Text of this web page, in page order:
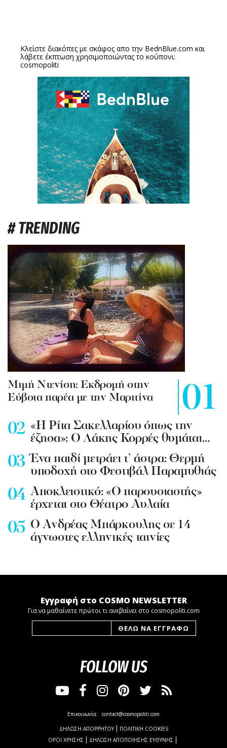
Κλείστε διακόπες με σκάφος απο την BednBlue.com και
λάβετε έκπτωση χρησιμοποιώντας το κούπονι:
cosmopoliti
# TRENDING
Mιμή Ντενίση: Εκδρομή στην
Εύβοια παρέα με την Μαριτίνα
«Η Ρίτα Σακελλαρίου όπως την
έζησα»: Ο Λάκης Κορρές θυμάται…
Ένα παιδί μετράει τ’ άστρα: Θερμή
υποδοχή στο Φεστιβάλ Παραμυθιάς
Aποκλειστικό: «Ο παρουσιαστής»
έρχεται στο Θέατρο Αυλαία
Ο Ανδρέας Μπάρκουλης σε 14
άγνωστες ελληνικές ταινίες
Εγγραφή στο COSMO NEWSLETTER
Για να μαθαίνετε πρώτοι τι ανεβαίνει στο cosmopoliti.com
FOLLOW US
Επικοινωνία: contact@cosmopoliti.com
ΔΗΛΩΣΗ ΑΠΟΡΡΗΤΟΥ
ΠΟΛΙΤΙΚΗ COOKIES
ΟΡΟΙ ΧΡΗΣΗΣ
ΔΗΛΩΣΗ ΑΠΟΠΟΙΗΣΗΣ ΕΥΘΥΝΗΣ